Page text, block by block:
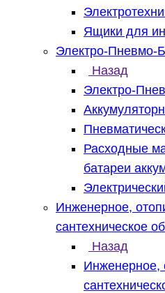
Ящики для
Электро-Пневмо-
Назад
Электро-
Расходные
батареи
Инженерное,
сантехническое
Назад
Инженерное,